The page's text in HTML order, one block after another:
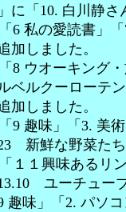
に「10. 白川静
6 私の愛読書」
加しました。
8 ウオーキング
ベルクーローテ
加しました。
9 趣味」「3. 美
23 新鮮な野菜た
１１興味あるリ
13.10 ユーチュー
9 趣味」「2. パソ